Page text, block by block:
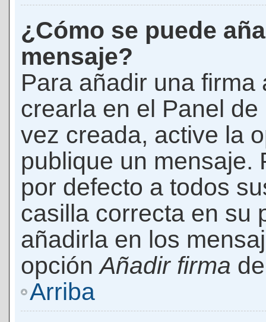
¿Cómo se puede
mensaje?
Para añadir una
crearla en el Panel
vez creada, active la
publique un mensaje.
por defecto a todos
casilla correcta en su
añadirla en los
opciónAñadir firma
Arriba